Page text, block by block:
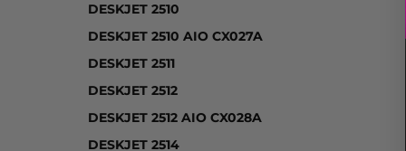
DESKJET 2510
DESKJET 2510 AIO CX027A
DESKJET 2511
DESKJET 2512
DESKJET 2512 AIO CX028A
DESKJET 2514